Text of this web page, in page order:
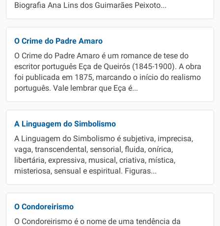
Biografia Ana Lins dos Guimarães Peixoto...
O Crime do Padre Amaro
O Crime do Padre Amaro é um romance de tese do
escritor português Eça de Queirós (1845-1900). A obra
foi publicada em 1875, marcando o início do realismo
português. Vale lembrar que Eça é...
A Linguagem do Simbolismo
A Linguagem do Simbolismo é subjetiva, imprecisa,
vaga, transcendental, sensorial, fluida, onírica,
libertária, expressiva, musical, criativa, mística,
misteriosa, sensual e espiritual. Figuras...
O Condoreirismo
O Condoreirismo é o nome de uma tendência da